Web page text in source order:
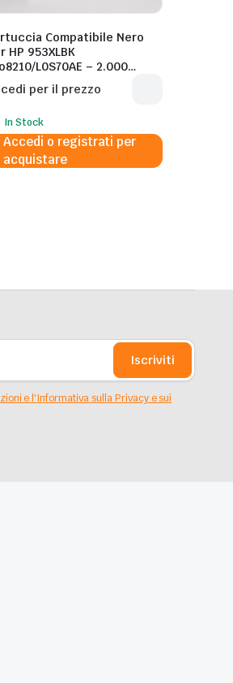
Compatibile Nero
HP 953XLBK
L0S70AE – 2.000
al 5%
per il prezzo
In Stock
Accedi o registrati per
acquistare
Iscriviti
e l'Informativa sulla Privacy e sui